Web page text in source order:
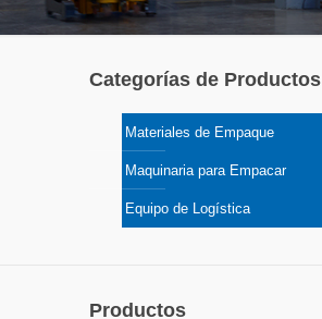
Categorías de Productos
Materiales de Empaque
Maquinaria para Empacar
Equipo de Logística
Productos